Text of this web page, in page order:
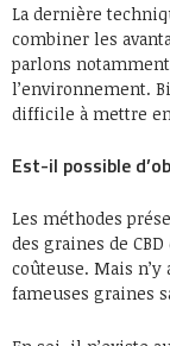
La dernière
combiner les
parlons
l’environnement.
difficile à mettre
Est-il possible
Les méthodes
des graines de
coûteuse. Mais
fameuses graines